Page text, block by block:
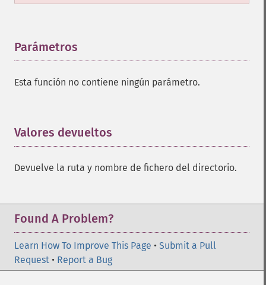
Parámetros
Esta función no contiene ningún parámetro.
Valores devueltos
Devuelve la ruta y nombre de fichero del directorio.
Found A Problem?
Learn How To Improve This Page • Submit a Pull
Request • Report a Bug